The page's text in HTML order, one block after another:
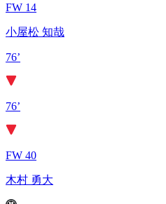
FW 14
小屋松 知哉
76’
76’
FW 40
木村 勇大